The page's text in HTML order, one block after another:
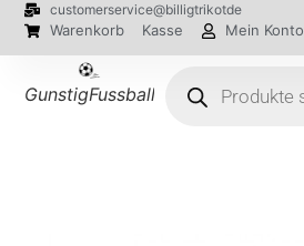
customerservice@billigtrikotde
Warenkorb Kasse Mein Konto
GunstigFussballTrikot